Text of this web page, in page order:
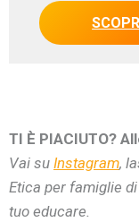
TI È PIACIUTO?
Vai su Instagram,
Etica per famiglie
tuo educare.